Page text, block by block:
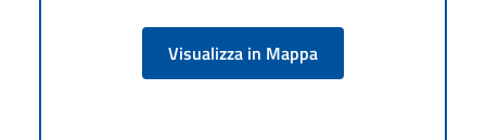
Visualizza in Mappa